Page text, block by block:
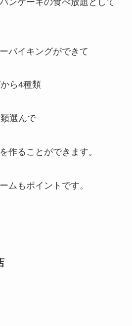
バイキングができて
ら4種類
選んで
作ることができます。
ムもポイントです。